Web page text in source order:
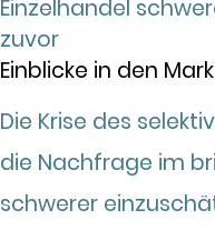
Einblicke in den
Die Krise des
die Nachfrage im
schwerer